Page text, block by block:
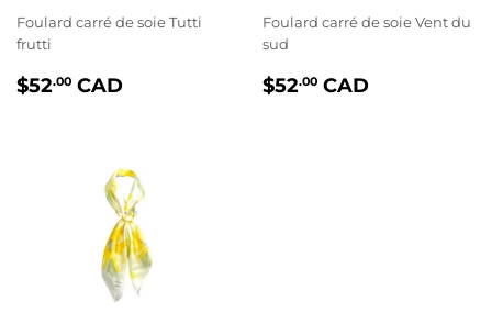
Foulard carré de soie Tutti
frutti
PRIX
$52.00 CAD
Foulard carré de soie Vent du
sud
PRIX
$52.00 CAD